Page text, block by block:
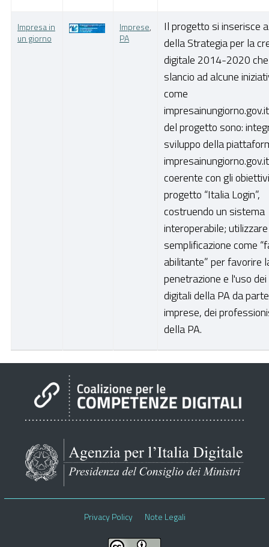
Impresa in
un giorno
Imprese,
PA
Il progetto si inserisce
della Strategia per la
digitale 2014-2020
slancio ad alcune
come
del progetto sono:
sviluppo della
coerente con gli
progetto “Italia Login”,
costruendo un sistema
interoperabile;
semplificazione come
abilitante” per favorire
penetrazione e l'uso
digitali della PA da
imprese, dei
della PA.
Privacy Policy Note Legali